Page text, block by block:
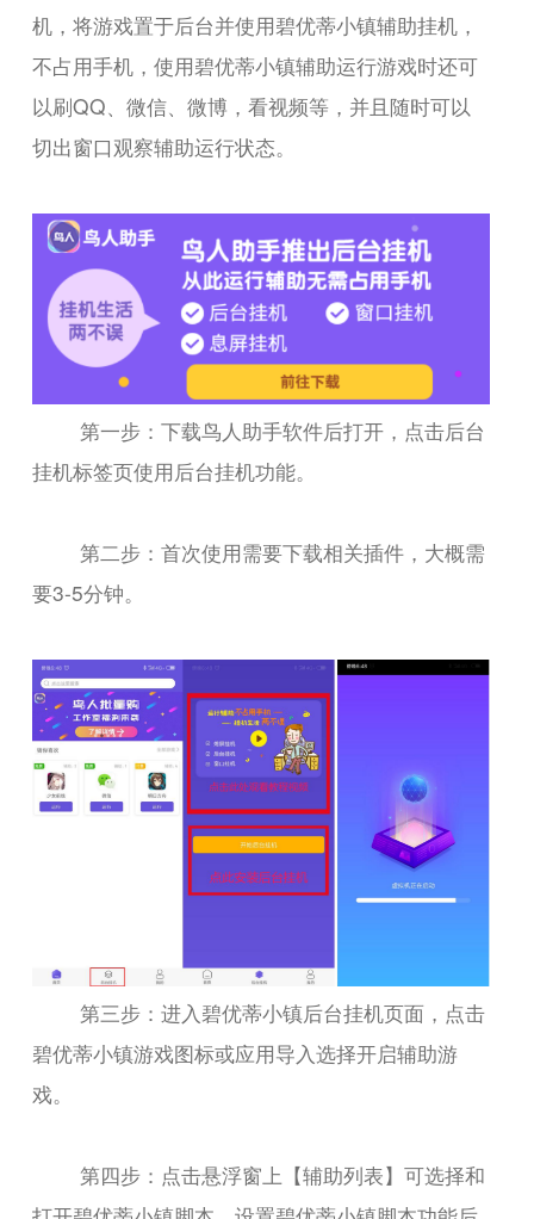
机，将游戏置于后台并使用碧优蒂小镇辅助挂机，
不占用手机，使用碧优蒂小镇辅助运行游戏时还可
以刷QQ、微信、微博，看视频等，并且随时可以
切出窗口观察辅助运行状态。
第一步：下载鸟人助手软件后打开，点击后台
挂机标签页使用后台挂机功能。
第二步：首次使用需要下载相关插件，大概需
要3-5分钟。
第三步：进入碧优蒂小镇后台挂机页面，点击
碧优蒂小镇游戏图标或应用导入选择开启辅助游
戏。
第四步：点击悬浮窗上【辅助列表】可选择和